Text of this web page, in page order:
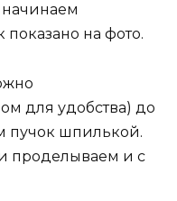
показано на фото.
для удобства) до
пучок шпилькой.
проделываем и с